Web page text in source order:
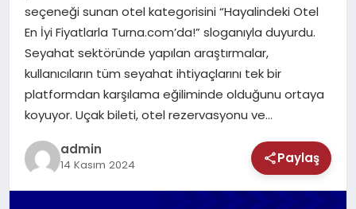
seçeneği sunan otel kategorisini “Hayalindeki Otel
En İyi Fiyatlarla Turna.com’da!” sloganıyla duyurdu.
Seyahat sektöründe yapılan araştırmalar,
kullanıcıların tüm seyahat ihtiyaçlarını tek bir
platformdan karşılama eğiliminde olduğunu ortaya
koyuyor. Uçak bileti, otel rezervasyonu ve…
admin
14 Kasım 2024 Paylaş